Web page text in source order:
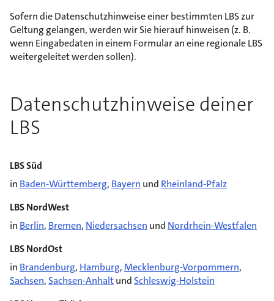
Sofern die Datenschutzhinweise einer bestimmten LBS zur
Geltung gelangen, werden wir Sie hierauf hinweisen (z. B.
wenn Eingabedaten in einem Formular an eine regionale LBS
weitergeleitet werden sollen).
Datenschutzhinweise deiner
LBS
LBS Süd
in Baden-Württemberg, Bayern und Rheinland-Pfalz
LBS NordWest
in Berlin, Bremen, Niedersachsen und Nordrhein-Westfalen
LBS NordOst
in Brandenburg, Hamburg,Mecklenburg-Vorpommern,
Sachsen, Sachsen-Anhaltund Schleswig-Holstein